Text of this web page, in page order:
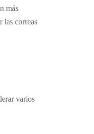
más
las correas
varios